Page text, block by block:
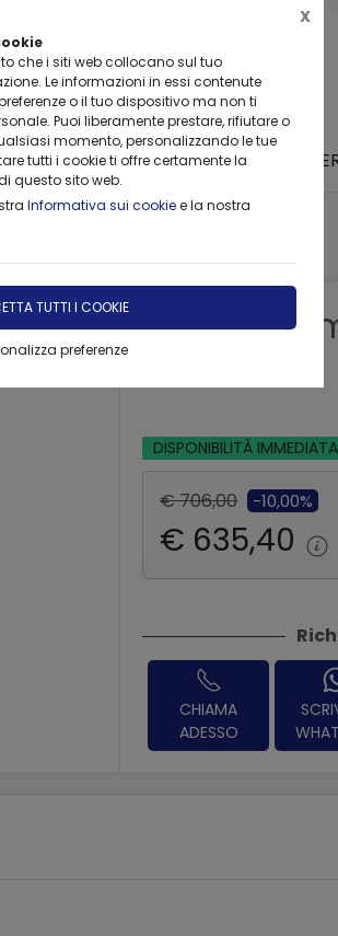
che i siti web collocano sul tuo
Le informazioni in essi contenute
o il tuo dispositivo ma non ti
Puoi liberamente prestare, rifiutare o
momento, personalizzando le tue
tutti i cookie ti offre certamente la
questo sito web.
Informativa sui cookiee la nostra
TUTTI I COOKIE
preferenze
X
FORNITURE NOLEGGIO
Mobile
DISPONIBILITÀ IMMEDIATA
€ 706,00 -10,00%
€ 635,40
CHIAMA
ADESSO